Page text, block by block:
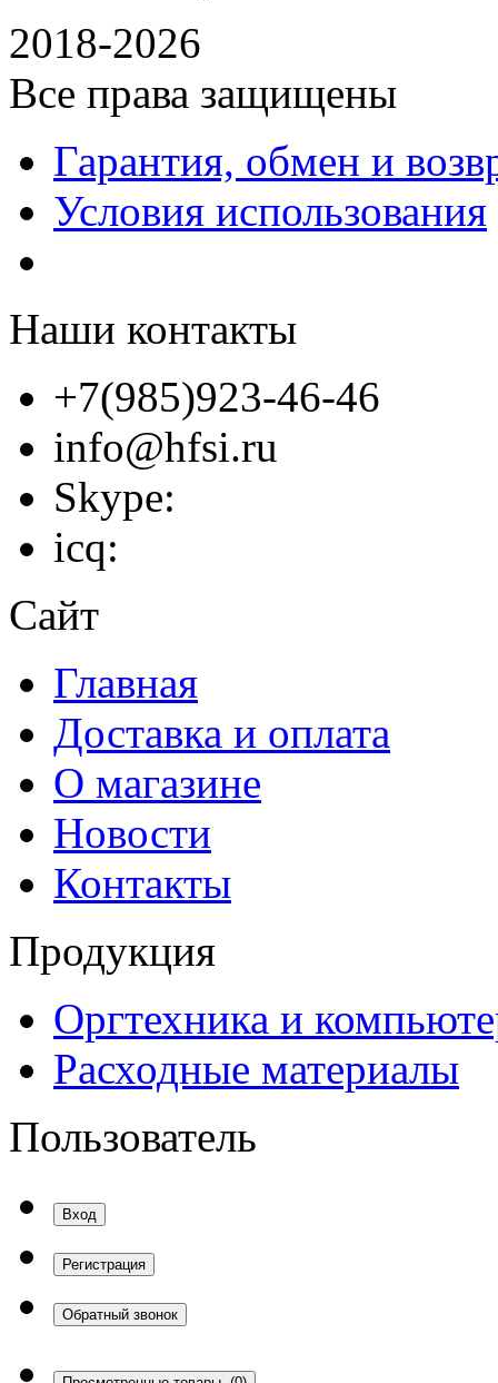
2018-2026
Все права защищены
Гарантия, обмен и
Условия использования
Наши контакты
+7(985)923-46-46
info@hfsi.ru
Skype:
icq:
Сайт
Главная
Доставка и оплата
О магазине
Новости
Контакты
Продукция
Оргтехника и
Расходные материалы
Пользователь
Вход
Регистрация
Обратный звонок